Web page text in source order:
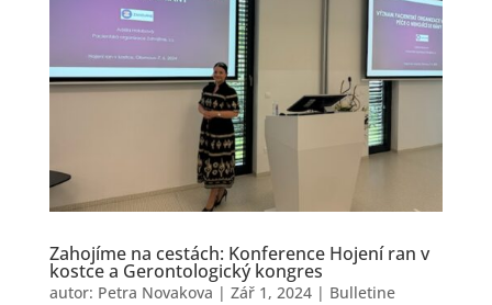
Zahojíme na cestách: Konference Hojení ran v
kostce a Gerontologický kongres
autor: Petra Novakova | Zář 1, 2024| Bulletine